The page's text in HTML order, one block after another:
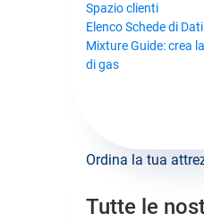
Spazio clienti
Elenco Schede di
Mixture Guide: crea
di gas
Ordina la tua
Tutte le